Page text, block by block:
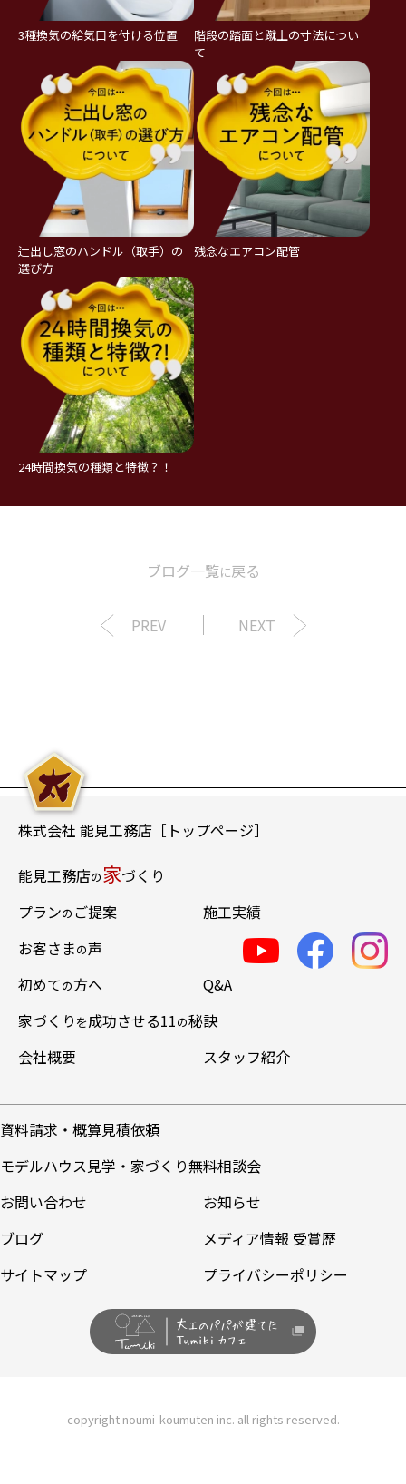
3種換気の給気口を付ける位置
階段の踏面と蹴上の寸法につい
て
辷出し窓のハンドル（取手）の
選び方
残念なエアコン配管
24時間換気の種類と特徴？！
PREV
ブログ一覧に戻る
NEXT
株式会社 能見工務店［トップページ］
能見工務店の家づくり
プランの ご提案
施工実績
お客さまの声
初めての方へ
Q&A
家づくり を成功させる11の秘訣
会社概要
スタッフ紹介
資料請求・概算見積依頼
モデルハウス見学・家づくり無料相談会
お問い合わせ
お知らせ
ブログ
メディア情報 受賞歴
サイトマップ
プライバシーポリシー
copyright noumi-koumuten inc. all rights reserved.